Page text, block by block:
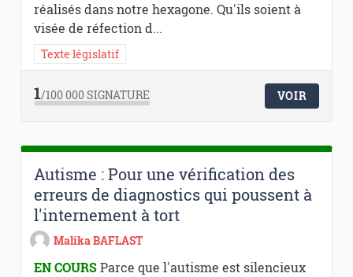
réalisés dans notre hexagone. Qu'ils soient à
visée de réfection d...
Texte législatif
1/100 000SIGNATURE VOIR
Autisme : Pour une vérification des
erreurs de diagnostics qui poussent à
l'internement à tort
Malika BAFLAST
EN COURSParce que l'autisme est silencieux